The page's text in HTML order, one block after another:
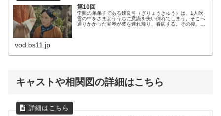
第10回
李照の弟弟子である魏良弓（ぎりょうきゅう）は、1人吹
雪の中をさまよううちに意識を失い倒れてしまう。そこへ
通りかかった宝琴が彼を連れ帰り、看病する。その後、意
vod.bs11.jp
キャストや相関図の詳細はこちら